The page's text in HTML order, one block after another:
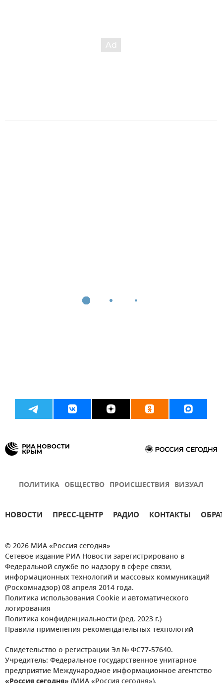
ПОЛИТИКА ОБЩЕСТВО ПРОИСШЕСТВИЯ ВИЗУАЛ
НОВОСТИ ПРЕСС-ЦЕНТР РАДИО КОНТАКТЫ
© 2026 МИА «Россия сегодня»
Сетевое издание РИА Новости зарегистрировано в
Федеральной службе по надзору в сфере связи,
информационных технологий и массовых коммуникаций
(Роскомнадзор) 08 апреля 2014 года.
Политика использования Cookie и автоматического
логирования
Политика конфиденциальности (ред. 2023 г.)
Правила применения рекомендательных технологий
Свидетельство о регистрации Эл № ФС77-57640.
Учредитель: Федеральное государственное унитарное
предприятие Международное информационное агентство